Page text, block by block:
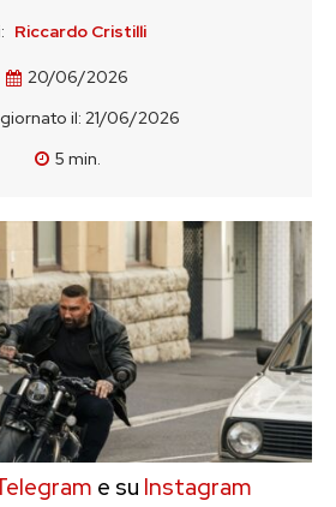
Riccardo Cristilli
20/06/2026
il: 21/06/2026
5 min.
e su Instagram